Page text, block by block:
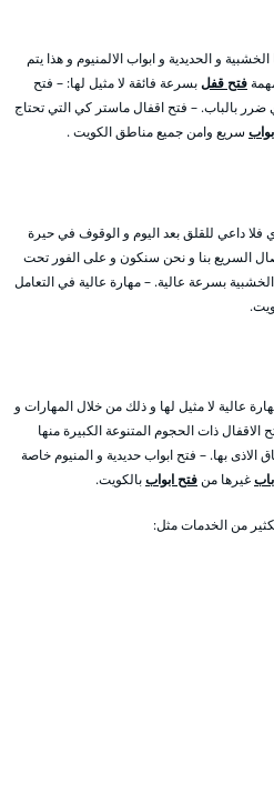
الخشبية و الحديدية و ابواب الالمنيوم و هذا يتم
فتح قفلبسرعة فائقة لا مثيل لها: – فتح
ضرر بالباب. – فتح اقفال ماستر كي التي تحتاج
سريع وامن جميع مناطق الكويت .
فلا داعي للقلق بعد اليوم و الوقوف في حيرة
السريع بنا و نحن سنكون و على الفور تحت
بسرعة عالية. – مهارة عالية في التعامل
عالية لا مثيل لها و ذلك من خلال المهارات و
ذات الحجوم المتنوعة الكبيرة منها
بها. – فتح ابواب حديدية و المنيوم خاصة
غيرها منفتح ابواببالكويت.
من الخدمات مثل: